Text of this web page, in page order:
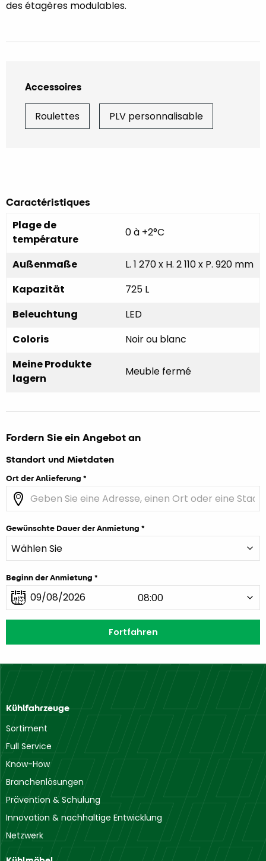
des étagères modulables.
Accessoires
Roulettes PLV personnalisable
Caractéristiques
Plage de
température
0 à +2°C
Außenmaße
L. 1 270 x H. 2 110 x P. 920 mm
Kapazität
725 L
Beleuchtung
LED
Coloris
Noir ou blanc
Meine Produkte
lagern
Meuble fermé
Fordern Sie ein Angebot an
Standort und Mietdaten
Ort der Anlieferung
Gewünschte Dauer der Anmietung
Beginn der Anmietung
Kühlfahrzeuge
Sortiment
Full Service
Know-How
Branchenlösungen
Prävention & Schulung
Innovation & nachhaltige Entwicklung
Netzwerk